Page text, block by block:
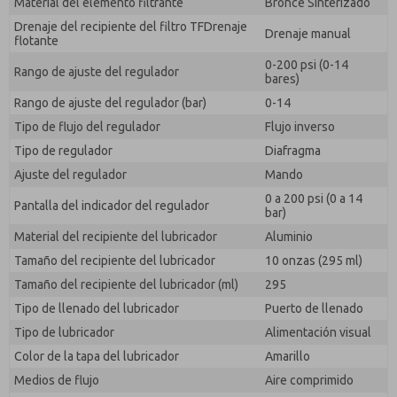
Drenaje del recipiente del filtro TFDrenaje
flotante
Drenaje manual
Rango de ajuste del regulador
0-200 psi (0-14
bares)
Rango de ajuste del regulador (bar)
0-14
Tipo de flujo del regulador
Flujo inverso
Tipo de regulador
Diafragma
Ajuste del regulador
Mando
Pantalla del indicador del regulador
0 a 200 psi (0 a 14
bar)
Material del recipiente del lubricador
Aluminio
Tamaño del recipiente del lubricador
10 onzas (295 ml)
Tamaño del recipiente del lubricador (ml)
295
Tipo de llenado del lubricador
Puerto de llenado
Tipo de lubricador
Alimentación visual
Color de la tapa del lubricador
Amarillo
Medios de flujo
Aire comprimido